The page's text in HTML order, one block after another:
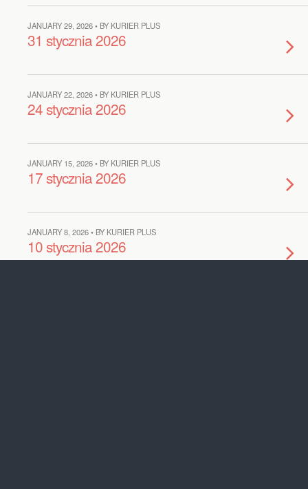
JANUARY 29, 2026 • BY KURIER PLUS
31 stycznia 2026
JANUARY 22, 2026 • BY KURIER PLUS
24 stycznia 2026
JANUARY 15, 2026 • BY KURIER PLUS
17 stycznia 2026
JANUARY 8, 2026 • BY KURIER PLUS
10 stycznia 2026